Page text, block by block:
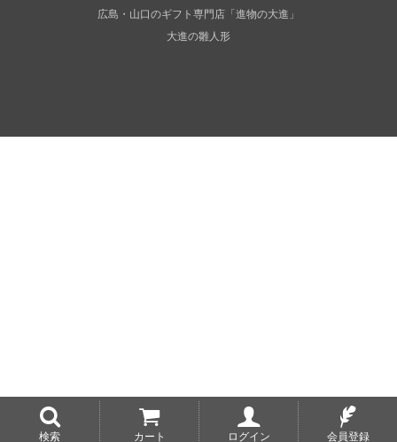
検索 カート ログイン 会員登録
広島・山口のギフト専門店「進物の大進」
大進の雛人形